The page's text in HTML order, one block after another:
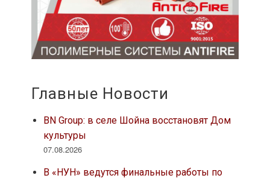
Главные Новости
BN Group: в селе Шойна восстановят Дом
культуры
07.08.2026
В «НУН» ведутся финальные работы по